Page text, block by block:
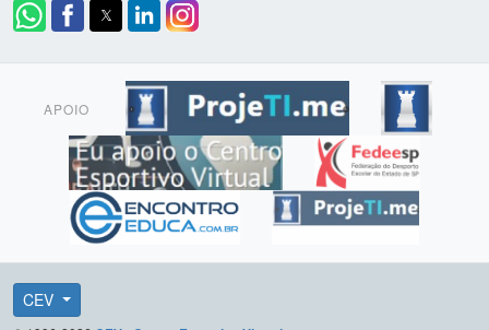
APOIO
CEV